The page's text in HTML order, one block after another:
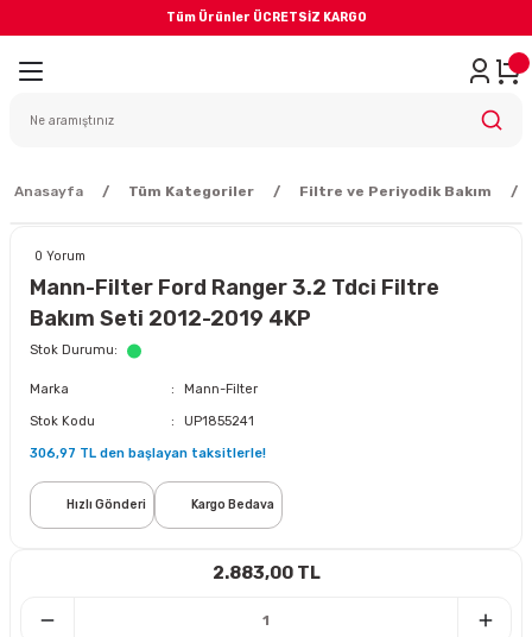
Tüm Ürünler ÜCRETSİZ KARGO
Geri Dön
Sistemi
Anasayfa Tüm Kategoriler Filtre ve Periyodik Bakım
0 Yorum
Mann-Filter Ford Ranger 3.2 Tdci Filtre
Bakım Seti 2012-2019 4KP
Stok Durumu
Marka Mann-Filter
Stok Kodu UP1855241
306,97 TL den başlayan taksitlerle!
Hızlı Gönderi Kargo Bedava
2.883,00 TL